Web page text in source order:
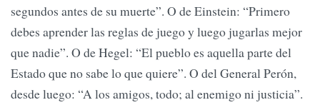
segundos antes de su muerte”. O de Einstein: “Primero
debes aprender las reglas de juego y luego jugarlas mejor
que nadie”. O de Hegel: “El pueblo es aquella parte del
Estado que no sabe lo que quiere”. O del General Perón,
desde luego: “A los amigos, todo; al enemigo ni justicia”.